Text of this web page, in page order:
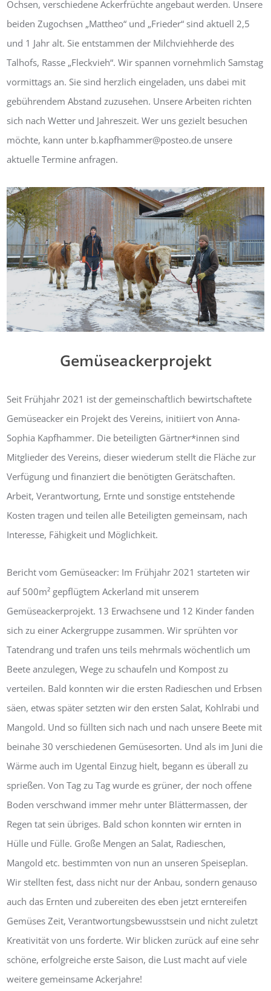
Ochsen, verschiedene Ackerfrüchte angebaut werden. Unsere
beiden Zugochsen „Mattheo“ und „Frieder“ sind aktuell 2,5
und 1 Jahr alt. Sie entstammen der Milchviehherde des
Talhofs, Rasse „Fleckvieh“. Wir spannen vornehmlich Samstag
vormittags an. Sie sind herzlich eingeladen, uns dabei mit
gebührendem Abstand zuzusehen. Unsere Arbeiten richten
sich nach Wetter und Jahreszeit. Wer uns gezielt besuchen
möchte, kann unter b.kapfhammer@posteo.de unsere
aktuelle Termine anfragen.
Gemüseackerprojekt
Seit Frühjahr 2021 ist der gemeinschaftlich bewirtschaftete
Gemüseacker ein Projekt des Vereins, initiiert von Anna-
Sophia Kapfhammer. Die beteiligten Gärtner*innen sind
Mitglieder des Vereins, dieser wiederum stellt die Fläche zur
Verfügung und finanziert die benötigten Gerätschaften.
Arbeit, Verantwortung, Ernte und sonstige entstehende
Kosten tragen und teilen alle Beteiligten gemeinsam, nach
Interesse, Fähigkeit und Möglichkeit.
Bericht vom Gemüseacker: Im Frühjahr 2021 starteten wir
auf 500m² gepflügtem Ackerland mit unserem
Gemüseackerprojekt. 13 Erwachsene und 12 Kinder fanden
sich zu einer Ackergruppe zusammen. Wir sprühten vor
Tatendrang und trafen uns teils mehrmals wöchentlich um
Beete anzulegen, Wege zu schaufeln und Kompost zu
verteilen. Bald konnten wir die ersten Radieschen und Erbsen
säen, etwas später setzten wir den ersten Salat, Kohlrabi und
Mangold. Und so füllten sich nach und nach unsere Beete mit
beinahe 30 verschiedenen Gemüsesorten. Und als im Juni die
Wärme auch im Ugental Einzug hielt, begann es überall zu
sprießen. Von Tag zu Tag wurde es grüner, der noch offene
Boden verschwand immer mehr unter Blättermassen, der
Regen tat sein übriges. Bald schon konnten wir ernten in
Hülle und Fülle. Große Mengen an Salat, Radieschen,
Mangold etc. bestimmten von nun an unseren Speiseplan.
Wir stellten fest, dass nicht nur der Anbau, sondern genauso
auch das Ernten und zubereiten des eben jetzt erntereifen
Gemüses Zeit, Verantwortungsbewusstsein und nicht zuletzt
Kreativität von uns forderte. Wir blicken zurück auf eine sehr
schöne, erfolgreiche erste Saison, die Lust macht auf viele
weitere gemeinsame Ackerjahre!